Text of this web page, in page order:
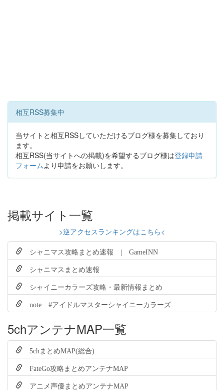
相互RSS募集中
当サイトと相互RSSしていただけるブログ様を募集しており
ます。
相互RSS(当サイトへの掲載)を希望するブログ様は登録申請
フォームより申請をお願いします。
掲載サイト一覧
>逆アクセスランキングはこちら<
シャニマス攻略まとめ速報 | GameINN
シャニマスまとめ速報
シャイニーカラーズ攻略・最新情報まとめ
note #アイドルマスターシャイニーカラーズ
5chアンテナMAP一覧
5chまとめMAP(総合)
FateGo攻略まとめアンテナMAP
アニメ声優まとめアンテナMAP